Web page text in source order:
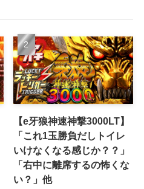
【e牙狼神速神撃3000LT】
「これ1玉勝負だしトイレ
いけなくなる感じか？？」
「右中に離席するの怖くな
い？」他